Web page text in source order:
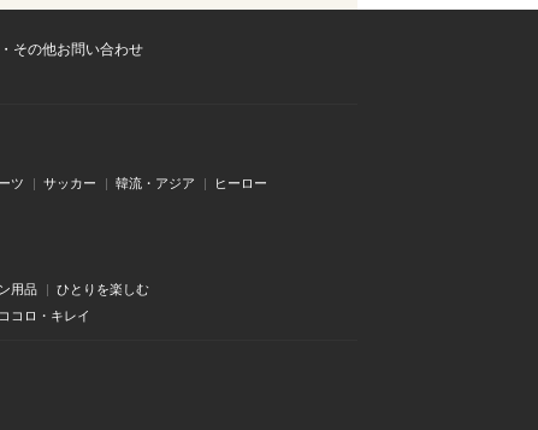
その他お問い合わせ
ツ サッカー 韓流・アジア ヒーロー
用品 ひとりを楽しむ
コロ・キレイ